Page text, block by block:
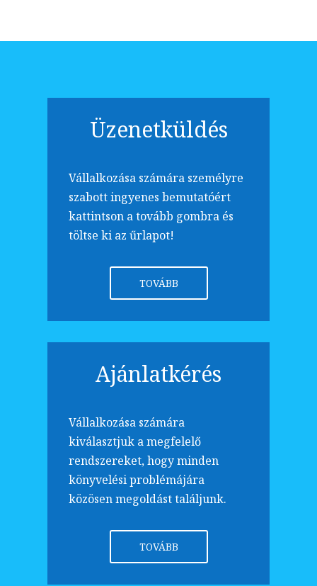
Üzenetküldés
Vállalkozása számára személyre
szabott ingyenes bemutatóért
kattintson a tovább gombra és
töltse ki az űrlapot!
TOVÁBB
Ajánlatkérés
Vállalkozása számára
kiválasztjuk a megfelelő
rendszereket, hogy minden
könyvelési problémájára
közösen megoldást találjunk.
TOVÁBB